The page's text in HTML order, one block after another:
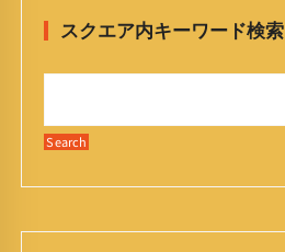
スクエア内キーワード検索